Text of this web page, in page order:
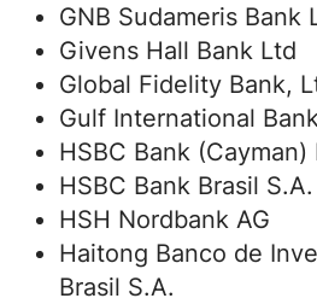
GNB Sudameris Bank
Givens Hall Bank Ltd
Global Fidelity Bank,
Gulf International
HSBC Bank (Cayman)
HSBC Bank Brasil
HSH Nordbank AG
Haitong Banco de
Brasil S.A.